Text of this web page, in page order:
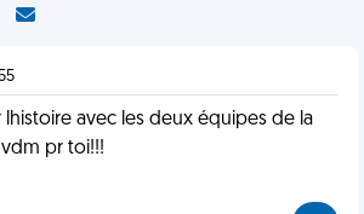
avec les deux équipes de la
pr toi!!!